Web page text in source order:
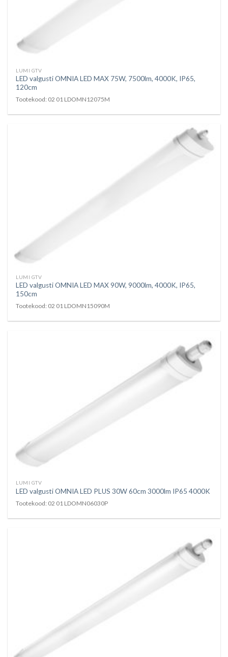
LUMI GTV
LED valgusti OMNIA LED MAX 75W, 7500lm, 4000K, IP65,
120cm
Tootekood: 02 01 LDOMN12075M
LUMI GTV
LED valgusti OMNIA LED MAX 90W, 9000lm, 4000K, IP65,
150cm
Tootekood: 02 01 LDOMN15090M
LUMI GTV
LED valgusti OMNIA LED PLUS 30W 60cm 3000lm IP65 4000K
Tootekood: 02 01 LDOMN06030P